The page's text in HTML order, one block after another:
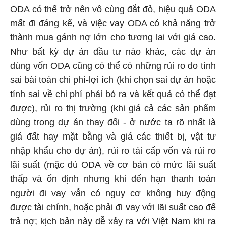
ODA có thể trở nên vô cùng đắt đỏ, hiệu quả ODA
mất đi đáng kể, và việc vay ODA có khả năng trở
thành mua gánh nợ lớn cho tương lai với giá cao.
Như bất kỳ dự án đầu tư nào khác, các dự án
dùng vốn ODA cũng có thể có những rủi ro do tính
sai bài toán chi phí-lợi ích (khi chọn sai dự án hoặc
tính sai về chi phí phải bỏ ra và kết quả có thể đạt
được), rủi ro thị trường (khi giá cả các sản phẩm
dùng trong dự án thay đổi - ở nước ta rõ nhất là
giá đất hay mặt bằng và giá các thiết bị, vật tư
nhập khẩu cho dự án), rủi ro tái cấp vốn và rủi ro
lãi suất (mặc dù ODA về cơ bản có mức lãi suất
thấp và ổn định nhưng khi đến hạn thanh toán
người đi vay vẫn có nguy cơ không huy động
được tài chính, hoặc phải đi vay với lãi suất cao để
trả nợ; kịch bản này dễ xảy ra với Việt Nam khi ra